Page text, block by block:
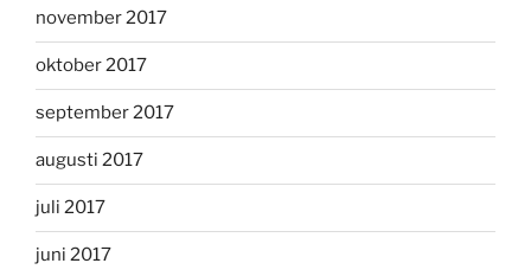
november 2017
oktober 2017
september 2017
augusti 2017
juli 2017
juni 2017